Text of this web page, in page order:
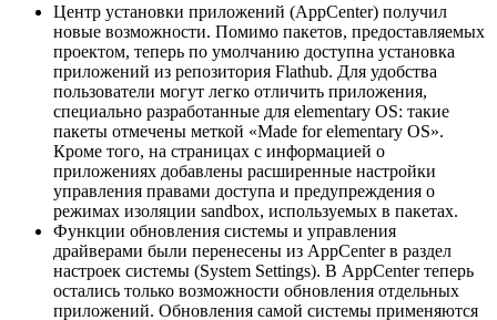
Центр установки приложений (AppCenter) получил
новые возможности. Помимо пакетов, предоставляемых
проектом, теперь по умолчанию доступна установка
приложений из репозитория Flathub. Для удобства
пользователи могут легко отличить приложения,
специально разработанные для elementary OS: такие
пакеты отмечены меткой «Made for elementary OS».
Кроме того, на страницах с информацией о
приложениях добавлены расширенные настройки
управления правами доступа и предупреждения о
режимах изоляции sandbox, используемых в пакетах.
Функции обновления системы и управления
драйверами были перенесены из AppCenter в раздел
настроек системы (System Settings). В AppCenter теперь
остались только возможности обновления отдельных
приложений. Обновления самой системы применяются